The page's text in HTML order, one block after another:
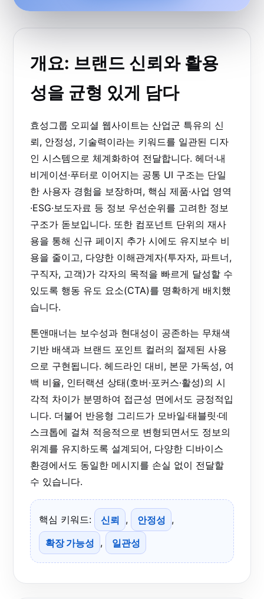
개요: 브랜드 신뢰와 활용
성을 균형 있게 담다
효성그룹 오피셜 웹사이트는 산업군 특유의 신
뢰, 안정성, 기술력이라는 키워드를 일관된 디자
인 시스템으로 체계화하여 전달합니다. 헤더·내
비게이션·푸터로 이어지는 공통 UI 구조는 단일
한 사용자 경험을 보장하며, 핵심 제품·사업 영역
·ESG·보도자료 등 정보 우선순위를 고려한 정보
구조가 돋보입니다. 또한 컴포넌트 단위의 재사
용을 통해 신규 페이지 추가 시에도 유지보수 비
용을 줄이고, 다양한 이해관계자(투자자, 파트너,
구직자, 고객)가 각자의 목적을 빠르게 달성할 수
있도록 행동 유도 요소(CTA)를 명확하게 배치했
습니다.
톤앤매너는 보수성과 현대성이 공존하는 무채색
기반 배색과 브랜드 포인트 컬러의 절제된 사용
으로 구현됩니다. 헤드라인 대비, 본문 가독성, 여
백 비율, 인터랙션 상태(호버·포커스·활성)의 시
각적 차이가 분명하여 접근성 면에서도 긍정적입
니다. 더불어 반응형 그리드가 모바일·태블릿·데
스크톱에 걸쳐 적응적으로 변형되면서도 정보의
위계를 유지하도록 설계되어, 다양한 디바이스
환경에서도 동일한 메시지를 손실 없이 전달할
수 있습니다.
핵심 키워드: 신뢰 , 안정성 ,
확장 가능성 , 일관성